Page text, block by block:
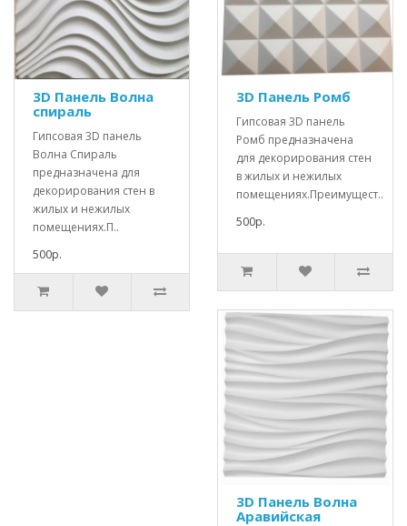
3D Панель Волна
спираль
Гипсовая 3D панель
Волна Спираль
предназначена для
декорирования стен в
жилых и нежилых
помещениях.П..
500р.
3D Панель Ромб
Гипсовая 3D панель
Ромб предназначена
для декорирования стен
в жилых и нежилых
помещениях.Преимущест..
500р.
3D Панель Волна
Аравийская